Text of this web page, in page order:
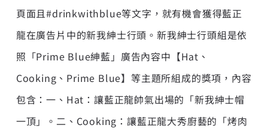
頁面且#drinkwithblue等文字，就有機會獲得藍正
龍在廣告片中的新我紳士行頭。新我紳士行頭組是依
照「Prime Blue紳藍」廣告內容中【Hat、
Cooking、Prime Blue】等主題所組成的獎項，內容
包含：一、Hat：讓藍正龍帥氣出場的「新我紳士帽
一頂」。二、Cooking：讓藍正龍大秀廚藝的「烤肉